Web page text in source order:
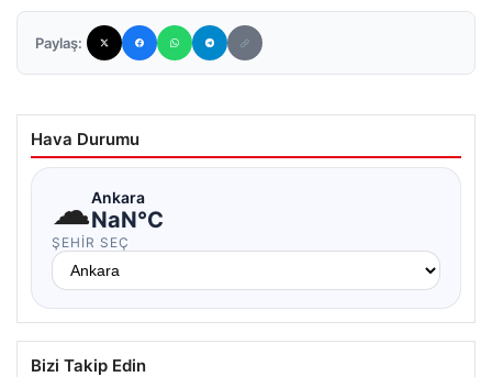
Paylaş:
Hava Durumu
☁Ankara
NaN°C
ŞEHIR SEÇ
Bizi Takip Edin